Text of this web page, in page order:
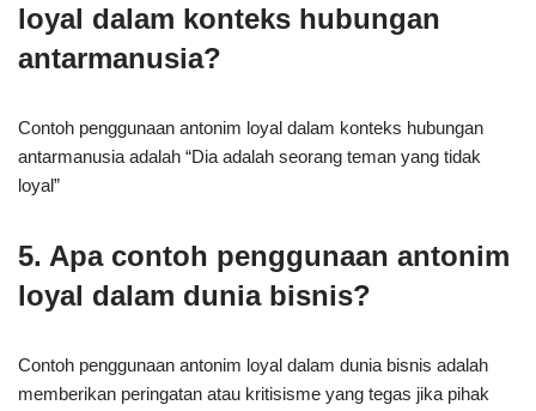
loyal dalam konteks hubungan
antarmanusia?
Contoh penggunaan antonim loyal dalam konteks hubungan
antarmanusia adalah “Dia adalah seorang teman yang tidak
loyal”
5. Apa contoh penggunaan antonim
loyal dalam dunia bisnis?
Contoh penggunaan antonim loyal dalam dunia bisnis adalah
memberikan peringatan atau kritisisme yang tegas jika pihak